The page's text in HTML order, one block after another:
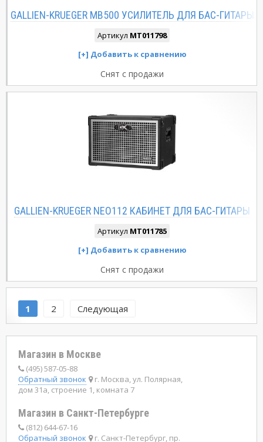
GALLIEN-KRUEGER MB500 УСИЛИТЕЛЬ ДЛЯ БАС-ГИТАРЫ
Артикул MT011798
Снят с продажи
GALLIEN-KRUEGER NEO112 КАБИНЕТ ДЛЯ БАС-ГИТАРЫ
Артикул MT011785
Снят с продажи
1 2 Следующая
Магазин в Москве
(495) 587-05-88
Обратный звонок
г. Москва, ул. Полярная,
дом 31а, строение 1, комната 7
Магазин в Санкт-Петербурге
(812) 644-67-16
Обратный звонок
г. Санкт-Петербург, пр.